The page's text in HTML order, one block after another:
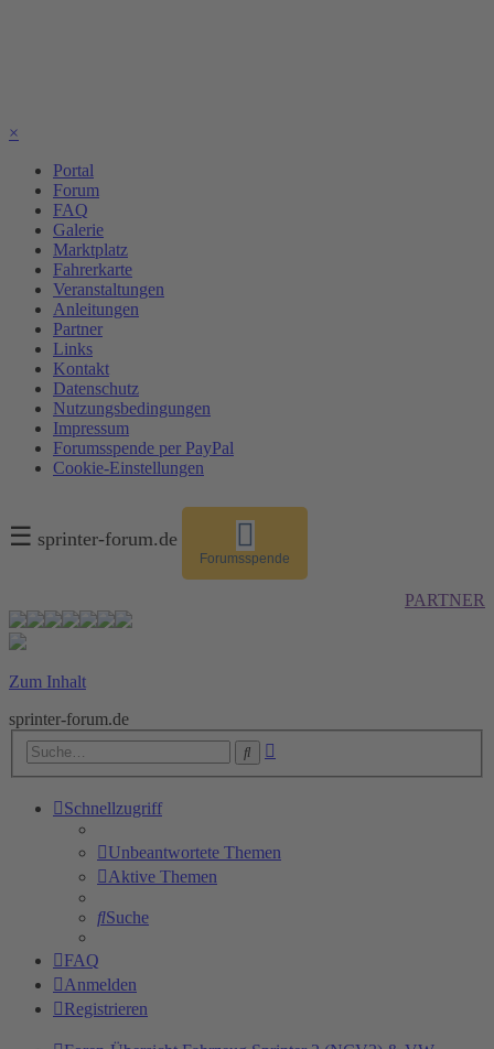
×
Portal
Forum
FAQ
Galerie
Marktplatz
Fahrerkarte
Veranstaltungen
Anleitungen
Partner
Links
Kontakt
Datenschutz
Nutzungsbedingungen
Impressum
Forumsspende per PayPal
Cookie-Einstellungen
☰ sprinter-forum.de
Forumsspende
PARTNER
Zum Inhalt
sprinter-forum.de
Suche
Schnellzugriff
Unbeantwortete Themen
Aktive Themen
Suche
FAQ
Anmelden
Registrieren